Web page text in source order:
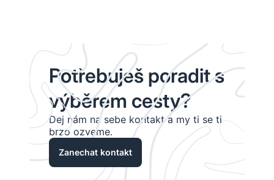
Potřebuješ poradit s
výběrem cesty?
Dej nám na sebe kontakt a my ti se ti
brzo ozveme.
Zanechat kontakt